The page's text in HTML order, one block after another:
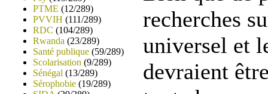
PTME (12/289)
PVVIH (111/289)
RDC (104/289)
Rwanda (23/289)
Santé publique (59/289)
Scolarisation (9/289)
Sénégal (13/289)
Sérophobie (19/289)
recherches
universel et
devraient